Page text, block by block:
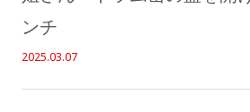
ンチ
2025.03.07